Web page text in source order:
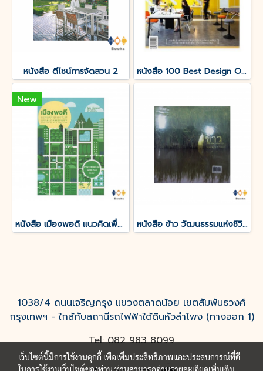
หนังสือ ดีไซน์การจัดสวน 2 หนังสือ 100 Best Design Offices & Workspaces
New
หนังสือ เมืองพอดี แนวคิดเพื่อเมืองเอาใจใส่ หนังสือ ข้าว วัฒนธรรมแห่งชีวิต
1038/4 ถนนเจริญกรุง แขวงตลาดน้อย เขตสัมพันธวงศ์
กรุงเทพฯ - ใกล้กับสถานีรถไฟฟ้าใต้ดินหัวลำโพง (ทางออก 1)
Tel: 082 983 8099
เว็บไซต์นี้มีการใช้งานคุกกี้ เพื่อเพิ่มประสิทธิภาพและประสบการณ์ที่ดี